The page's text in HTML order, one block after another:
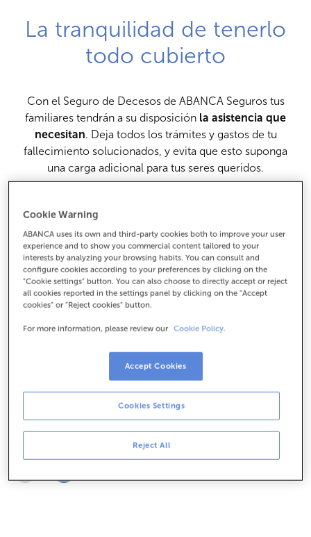
La tranquilidad de tenerlo
todo cubierto
Con el Seguro de Decesos de ABANCA Seguros tus
familiares tendrán a su disposición la asistencia que
necesitan. Deja todos los trámites y gastos de tu
fallecimiento solucionados, y evita que esto suponga
una carga adicional para tus seres queridos.
Estaremos cerca
Tus familiares podrán contar con
psicológica y jurídica. Además, en algunos casos,
podrá acompañarles en persona en
el lugar del servicio fúnebre, para asesorarles.
Cookie Warning
ABANCA uses its own and third-party cookies both to improve your user
experience and to show you commercial content tailored to your
interests by analyzing your browsing habits. You can consult and
configure cookies according to your preferences by clicking on the
"Cookie settings" button. You can also choose to directly accept or reject
all cookies reported in the settings panel by clicking on the "Accept
cookies" or "Reject cookies" button.
For more information, please review our Cookie Policy.
Reject All
Cookies Settings
Accept Cookies